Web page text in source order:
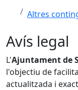
Altres
Avís legal
L'Ajuntament de
l'objectiu de
actualitzada i